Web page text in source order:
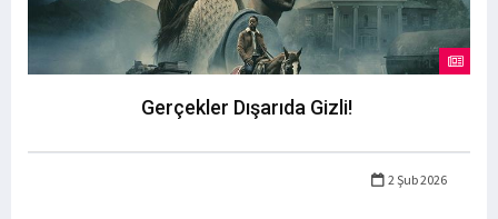
Gerçekler Dışarıda Gizli!
2 Şub 2026